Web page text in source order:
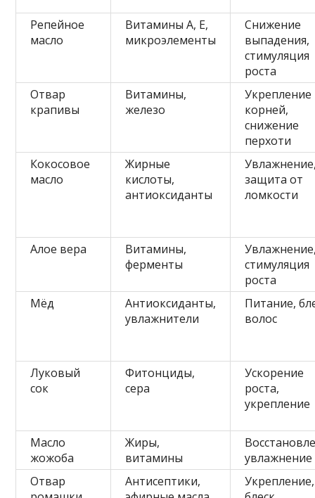
Репейное
масло
Витамины A, E,
микроэлементы
Снижение
выпадения,
стимуляция
роста
Отвар
крапивы
Витамины,
железо
Укрепление
корней,
снижение
перхоти
Кокосовое
масло
Жирные
кислоты,
антиоксиданты
защита от
ломкости
Алое вера
Витамины,
ферменты
стимуляция
роста
Мёд
Антиоксиданты,
увлажнители
Питание,
волос
Луковый
сок
Фитонциды,
сера
Ускорение
роста,
укрепление
Масло
жожоба
Жиры,
витамины
увлажнение
Отвар
Антисептики,
Укрепление,